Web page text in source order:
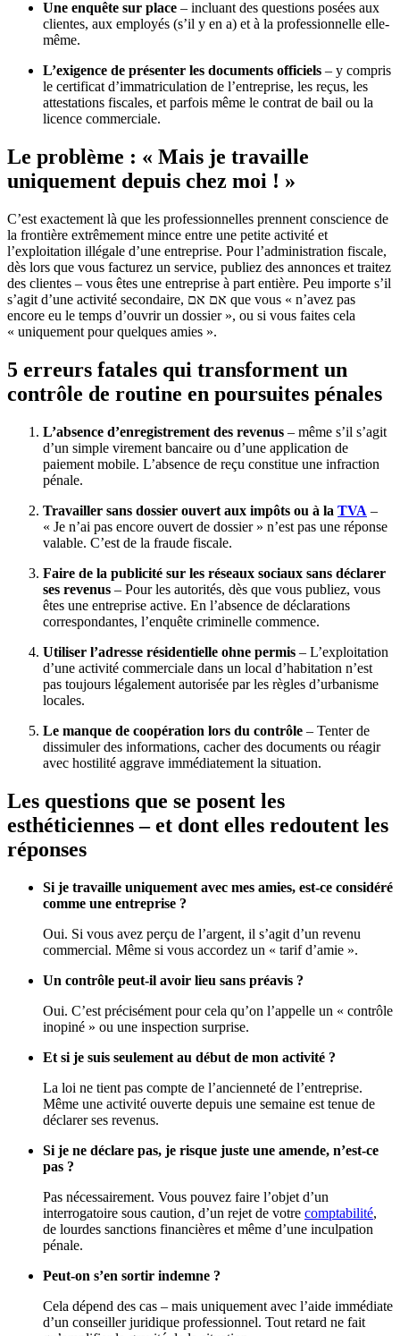
Une enquête sur place – incluant des questions posées aux
clientes, aux employés (s’il y en a) et à la professionnelle elle-
même.
L’exigence de présenter les documents officiels – y compris
le certificat d’immatriculation de l’entreprise, les reçus, les
attestations fiscales, et parfois même le contrat de bail ou la
licence commerciale.
Le problème : « Mais je travaille
uniquement depuis chez moi ! »
C’est exactement là que les professionnelles prennent conscience de
la frontière extrêmement mince entre une petite activité et
l’exploitation illégale d’une entreprise. Pour l’administration fiscale,
dès lors que vous facturez un service, publiez des annonces et traitez
des clientes – vous êtes une entreprise à part entière. Peu importe s’il
s’agit d’une activité secondaire, אם אם que vous « n’avez pas
encore eu le temps d’ouvrir un dossier », ou si vous faites cela
« uniquement pour quelques amies ».
5 erreurs fatales qui transforment un
contrôle de routine en poursuites pénales
L’absence d’enregistrement des revenus – même s’il s’agit
d’un simple virement bancaire ou d’une application de
paiement mobile. L’absence de reçu constitue une infraction
pénale.
Travailler sans dossier ouvert aux impôts ou à la TVA –
« Je n’ai pas encore ouvert de dossier » n’est pas une réponse
valable. C’est de la fraude fiscale.
Faire de la publicité sur les réseaux sociaux sans déclarer
ses revenus – Pour les autorités, dès que vous publiez, vous
êtes une entreprise active. En l’absence de déclarations
correspondantes, l’enquête criminelle commence.
Utiliser l’adresse résidentielle ohne permis – L’exploitation
d’une activité commerciale dans un local d’habitation n’est
pas toujours légalement autorisée par les règles d’urbanisme
locales.
Le manque de coopération lors du contrôle – Tenter de
dissimuler des informations, cacher des documents ou réagir
avec hostilité aggrave immédiatement la situation.
Les questions que se posent les
esthéticiennes – et dont elles redoutent les
réponses
Si je travaille uniquement avec mes amies, est-ce considéré
comme une entreprise ?
Oui. Si vous avez perçu de l’argent, il s’agit d’un revenu
commercial. Même si vous accordez un « tarif d’amie ».
Un contrôle peut-il avoir lieu sans préavis ?
Oui. C’est précisément pour cela qu’on l’appelle un « contrôle
inopiné » ou une inspection surprise.
Et si je suis seulement au début de mon activité ?
La loi ne tient pas compte de l’ancienneté de l’entreprise.
Même une activité ouverte depuis une semaine est tenue de
déclarer ses revenus.
Si je ne déclare pas, je risque juste une amende, n’est-ce
pas ?
Pas nécessairement. Vous pouvez faire l’objet d’un
interrogatoire sous caution, d’un rejet de votre comptabilité,
de lourdes sanctions financières et même d’une inculpation
pénale.
Peut-on s’en sortir indemne ?
Cela dépend des cas – mais uniquement avec l’aide immédiate
d’un conseiller juridique professionnel. Tout retard ne fait